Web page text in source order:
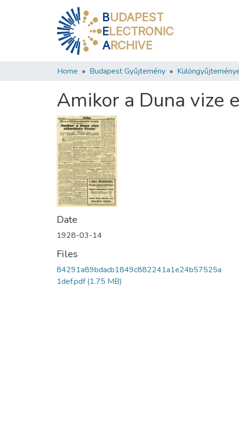
BUDAPEST
ELECTRONIC
ARCHIVE
Home Budapest Gyűjtemény
Amikor a Duna vize
Date
1928-03-14
Files
84291a89bdacb1849c882241a1e24b57525a
1def.pdf(1.75 MB)